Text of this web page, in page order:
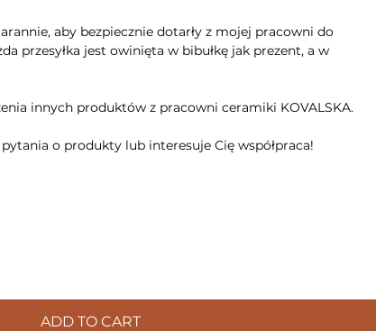
aby bezpiecznie dotarły z mojej pracowni do
przesyłka jest owinięta w bibułkę jak prezent, a w
innych produktów z pracowni ceramiki KOVALSKA.
o produkty lub interesuje Cię współpraca!
ADD TO CART